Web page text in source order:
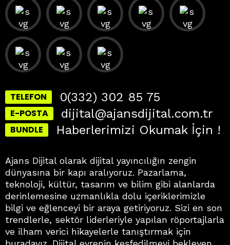
TELEFON 0(332) 302 85 75
E-POSTA dijital@ajansdijital.com.tr
BUNDLE Haberlerimizi Okumak İçin !
Ajans Dijital olarak dijital yayıncılığın zengin
dünyasına bir kapı aralıyoruz. Pazarlama,
teknoloji, kültür, tasarım ve bilim gibi alanlarda
derinlemesine uzmanlıkla dolu içeriklerimizle
bilgi ve eğlenceyi bir araya getiriyoruz. Sizi en son
trendlerle, sektör liderleriyle yapılan röportajlarla
ve ilham verici hikayelerle tanıştırmak için